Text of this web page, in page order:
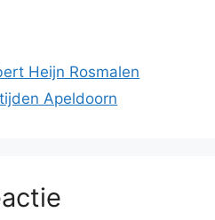
Heijn Rosmalen
Apeldoorn